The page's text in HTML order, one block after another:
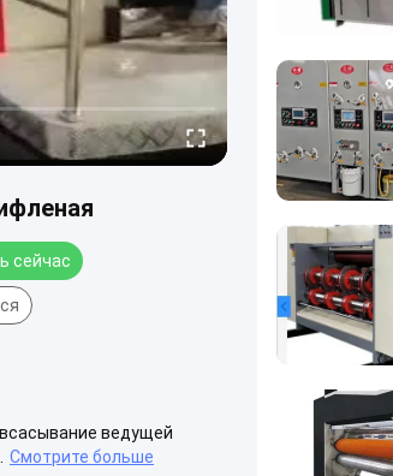
сейчас
ведущей
Смотрите больше